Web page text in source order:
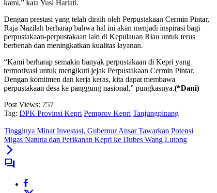
kami,” kata Yusi Hartati.
Dengan prestasi yang telah diraih oleh Perpustakaan Cermin Pintar,
Raja Nazilah berharap bahwa hal ini akan menjadi inspirasi bagi
perpustakaan-perpustakaan lain di Kepulauan Riau untuk terus
berbenah dan meningkatkan kualitas layanan.
“Kami berharap semakin banyak perpustakaan di Kepri yang
termotivasi untuk mengikuti jejak Perpustakaan Cermin Pintar.
Dengan komitmen dan kerja keras, kita dapat membawa
perpustakaan desa ke panggung nasional,” pungkasnya.(*Dani)
Post Views: 757
Tag: DPK Provinsi Kepri Pemprov Kepri Tanjungpinang
Tingginya Minat Investasi, Gubernur Ansar Tawarkan Potensi
Migas Natuna dan Perikanan Kepri ke Dubes Wang Lutong